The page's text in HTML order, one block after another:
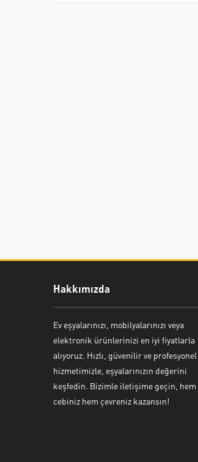
Hakkımızda
Ev eşyalarınızı, mobilyalarınızı veya
elektronik ürünlerinizi en iyi fiyatlarla
alıyoruz. Hızlı, güvenilir ve profesyonel
hizmetimizle, eşyalarınızın değerini
keşfedin. Bizimle iletişime geçin, hem
cebiniz hem çevreniz kazansın!
Ayşe Yılmaz